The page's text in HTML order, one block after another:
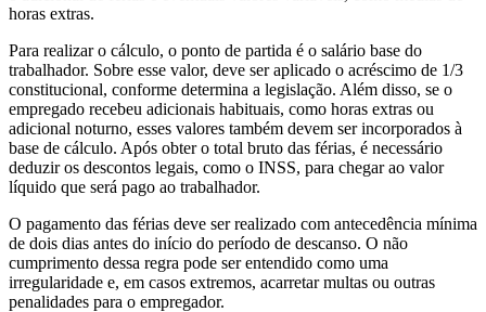
horas extras.
Para realizar o cálculo, o ponto de partida é o salário base do
trabalhador. Sobre esse valor, deve ser aplicado o acréscimo de 1/3
constitucional, conforme determina a legislação. Além disso, se o
empregado recebeu adicionais habituais, como horas extras ou
adicional noturno, esses valores também devem ser incorporados à
base de cálculo. Após obter o total bruto das férias, é necessário
deduzir os descontos legais, como o INSS, para chegar ao valor
líquido que será pago ao trabalhador.
O pagamento das férias deve ser realizado com antecedência mínima
de dois dias antes do início do período de descanso. O não
cumprimento dessa regra pode ser entendido como uma
irregularidade e, em casos extremos, acarretar multas ou outras
penalidades para o empregador.